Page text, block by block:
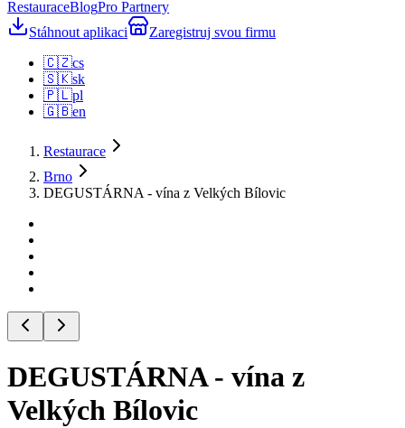
RestauraceBlogPro Partnery
Stáhnout aplikaci
Zaregistruj svou firmu
🇨🇿cs
🇸🇰sk
🇵🇱pl
🇬🇧en
Restaurace
Brno
DEGUSTÁRNA - vína z Velkých Bílovic
DEGUSTÁRNA - vína z
Velkých Bílovic